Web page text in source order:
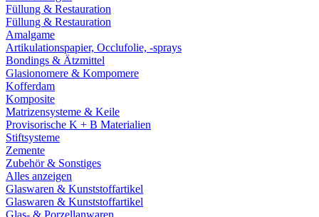
Füllung & Restauration
Füllung & Restauration
Amalgame
Artikulationspapier, Occlufolie, -sprays
Bondings & Ätzmittel
Glasionomere & Kompomere
Kofferdam
Komposite
Matrizensysteme & Keile
Provisorische K + B Materialien
Stiftsysteme
Zemente
Zubehör & Sonstiges
Alles anzeigen
Glaswaren & Kunststoffartikel
Glaswaren & Kunststoffartikel
Glas- & Porzellanwaren